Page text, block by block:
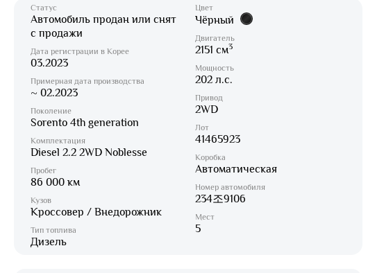
Статус
Автомобиль продан или снят
с продажи
Дата регистрации в Корее
03.2023
Примерная дата производства
~ 02.2023
Поколение
Sorento 4th generation
Комплектация
Diesel 2.2 2WD Noblesse
Пробег
86 000 км
Кузов
Кроссовер / Внедорожник
Тип топлива
Дизель
Цвет
Чёрный
Двигатель
2151 см3
Мощность
202 л.с.
Привод
2WD
Лот
41465923
Коробка
Автоматическая
Номер автомобиля
234조9106
Мест
5